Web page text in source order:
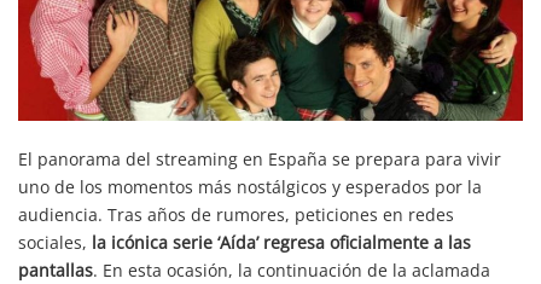
El panorama del streaming en España se prepara para vivir
uno de los momentos más nostálgicos y esperados por la
audiencia. Tras años de rumores, peticiones en redes
sociales, la icónica serie ‘Aída’ regresa oficialmente a las
pantallas. En esta ocasión, la continuación de la aclamada